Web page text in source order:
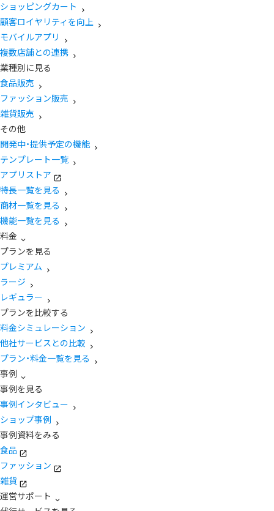
ショッピングカート
顧客ロイヤリティを向上
モバイルアプリ
複数店舗との連携
業種別に見る
食品販売
ファッション販売
雑貨販売
その他
開発中・提供予定の機能
テンプレート一覧
アプリストア
特長一覧を見る
商材一覧を見る
機能一覧を見る
料金
プランを見る
プレミアム
ラージ
レギュラー
プランを比較する
料金シミュレーション
他社サービスとの比較
プラン・料金一覧を見る
事例
事例を見る
事例インタビュー
ショップ事例
事例資料をみる
食品
ファッション
雑貨
運営サポート